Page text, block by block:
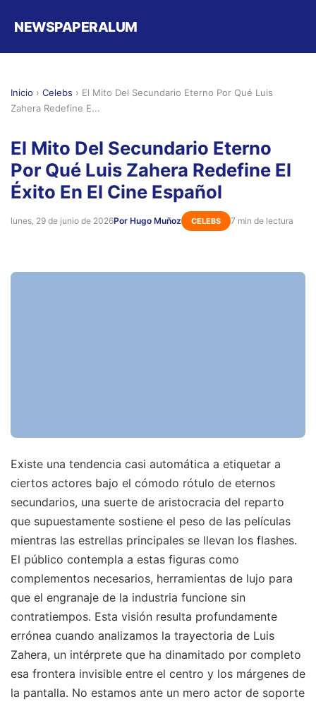
NEWSPAPERALUM
Inicio › Celebs › El Mito Del Secundario Eterno Por Qué Luis
Zahera Redefine E...
El Mito Del Secundario Eterno
Por Qué Luis Zahera Redefine El
Éxito En El Cine Español
lunes, 29 de junio de 2026Por Hugo Muñoz CELEBS 7 min de lectura
Existe una tendencia casi automática a etiquetar a
ciertos actores bajo el cómodo rótulo de eternos
secundarios, una suerte de aristocracia del reparto
que supuestamente sostiene el peso de las películas
mientras las estrellas principales se llevan los flashes.
El público contempla a estas figuras como
complementos necesarios, herramientas de lujo para
que el engranaje de la industria funcione sin
contratiempos. Esta visión resulta profundamente
errónea cuando analizamos la trayectoria de Luis
Zahera, un intérprete que ha dinamitado por completo
esa frontera invisible entre el centro y los márgenes de
la pantalla. No estamos ante un mero actor de soporte